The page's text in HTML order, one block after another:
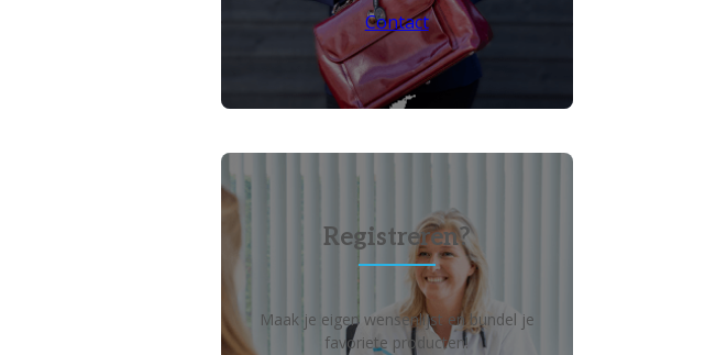
Contact
Registreren?
Maak je eigen wensenlijst en bundel je
favoriete producten!